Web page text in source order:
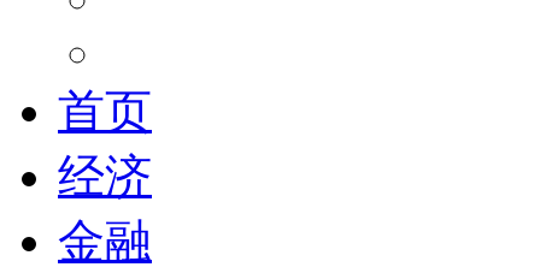
首页
经济
金融